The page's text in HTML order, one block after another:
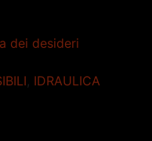
dei desideri
IDRAULICA